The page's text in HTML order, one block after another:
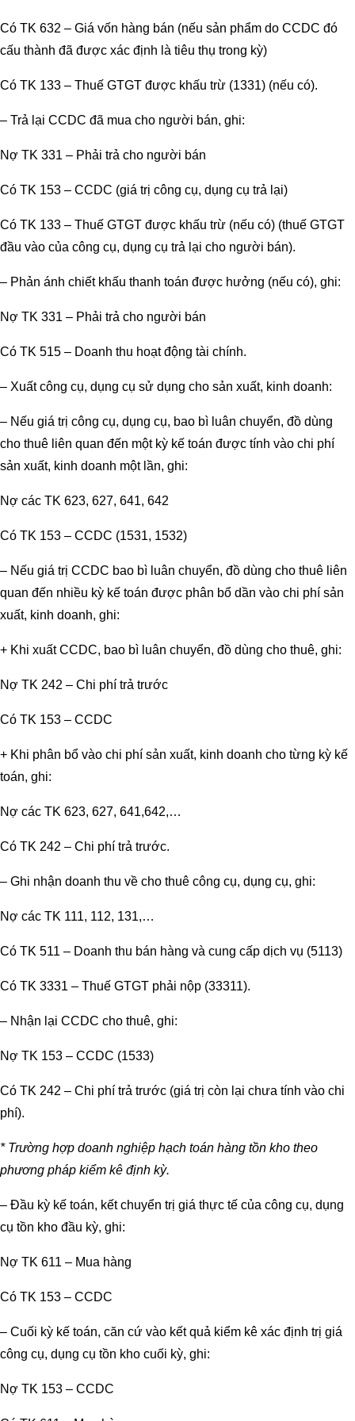
Có TK 632 – Giá vốn hàng bán (nếu sản phẩm do CCDC đó
cấu thành đã được xác định là tiêu thụ trong kỳ)
Có TK 133 – Thuế GTGT được khấu trừ (1331) (nếu có).
– Trả lại CCDC đã mua cho người bán, ghi:
Nợ TK 331 – Phải trả cho người bán
Có TK 153 – CCDC (giá trị công cụ, dụng cụ trả lại)
Có TK 133 – Thuế GTGT được khấu trừ (nếu có) (thuế GTGT
đầu vào của công cụ, dụng cụ trả lại cho người bán).
– Phản ánh chiết khấu thanh toán được hưởng (nếu có), ghi:
Nợ TK 331 – Phải trả cho người bán
Có TK 515 – Doanh thu hoạt động tài chính.
– Xuất công cụ, dụng cụ sử dụng cho sản xuất, kinh doanh:
– Nếu giá trị công cụ, dụng cụ, bao bì luân chuyển, đồ dùng
cho thuê liên quan đến một kỳ kế toán được tính vào chi phí
sản xuất, kinh doanh một lần, ghi:
Nợ các TK 623, 627, 641, 642
Có TK 153 – CCDC (1531, 1532)
– Nếu giá trị CCDC bao bì luân chuyển, đồ dùng cho thuê liên
quan đến nhiều kỳ kế toán được phân bổ dần vào chi phí sản
xuất, kinh doanh, ghi:
+ Khi xuất CCDC, bao bì luân chuyển, đồ dùng cho thuê, ghi:
Nợ TK 242 – Chi phí trả trước
Có TK 153 – CCDC
+ Khi phân bổ vào chi phí sản xuất, kinh doanh cho từng kỳ kế
toán, ghi:
Nợ các TK 623, 627, 641,642,…
Có TK 242 – Chi phí trả trước.
– Ghi nhận doanh thu về cho thuê công cụ, dụng cụ, ghi:
Nợ các TK 111, 112, 131,…
Có TK 511 – Doanh thu bán hàng và cung cấp dịch vụ (5113)
Có TK 3331 – Thuế GTGT phải nộp (33311).
– Nhận lại CCDC cho thuê, ghi:
Nợ TK 153 – CCDC (1533)
Có TK 242 – Chi phí trả trước (giá trị còn lại chưa tính vào chi
phí).
* Trường hợp doanh nghiệp hạch toán hàng tồn kho theo
phương pháp kiểm kê định kỳ.
– Đầu kỳ kế toán, kết chuyển trị giá thực tế của công cụ, dụng
cụ tồn kho đầu kỳ, ghi:
Nợ TK 611 – Mua hàng
Có TK 153 – CCDC
– Cuối kỳ kế toán, căn cứ vào kết quả kiểm kê xác định trị giá
công cụ, dụng cụ tồn kho cuối kỳ, ghi:
Nợ TK 153 – CCDC